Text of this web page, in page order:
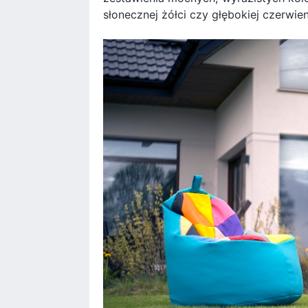
słonecznej żółci czy głębokiej